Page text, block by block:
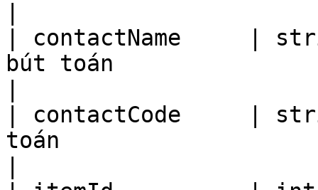
| contactName     |
bút toán
| contactCode     |
toán